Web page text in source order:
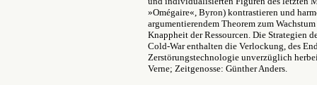
»Omégaire«, Byron) kontrastieren und
argumentierendem Theorem zum
Knappheit der Ressourcen. Die Strategien
Cold-War enthalten die Verlockung, des
Zerstörungstechnologie unverzüglich
Verne; Zeitgenosse: Günther Anders.